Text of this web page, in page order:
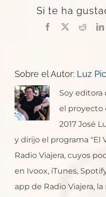
Si te ha
Facebook
X Reddit
Sobre el Autor: Luz
Soy editora
el proyecto
2017 José
y dirijo el programa "El
Radio Viajera, cuyos
en Ivoox, iTunes,
app de Radio Viajera,